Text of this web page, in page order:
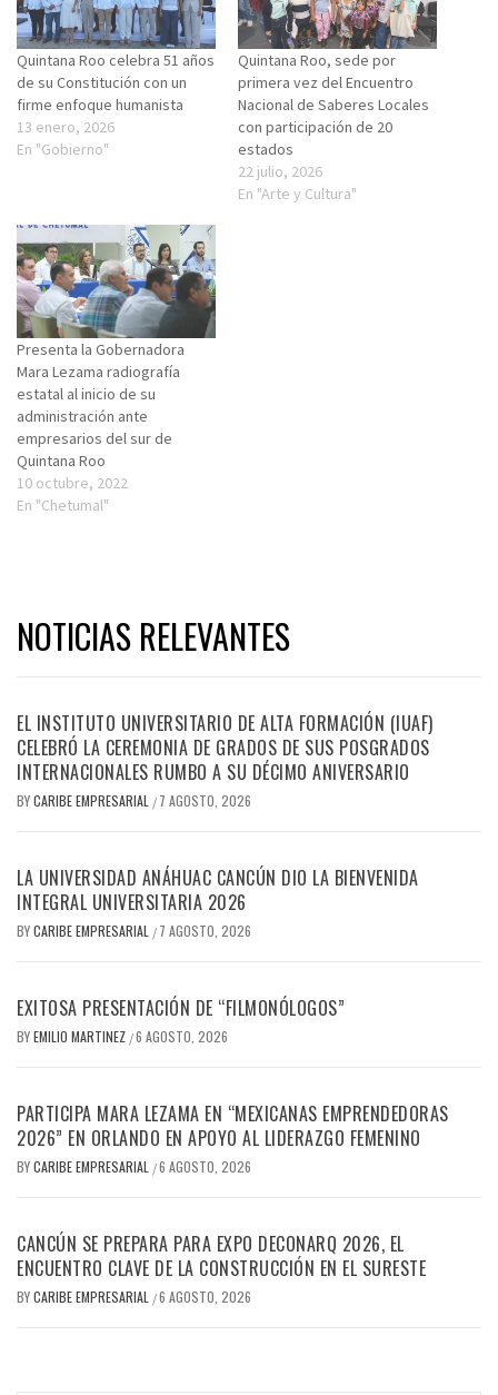
Quintana Roo celebra 51 años
de su Constitución con un
firme enfoque humanista
13 enero, 2026
En "Gobierno"
Quintana Roo, sede por
primera vez del Encuentro
Nacional de Saberes Locales
con participación de 20
estados
22 julio, 2026
En "Arte y Cultura"
Presenta la Gobernadora
Mara Lezama radiografía
estatal al inicio de su
administración ante
empresarios del sur de
Quintana Roo
10 octubre, 2022
En "Chetumal"
NOTICIAS RELEVANTES
EL INSTITUTO UNIVERSITARIO DE ALTA FORMACIÓN (IUAF)
CELEBRÓ LA CEREMONIA DE GRADOS DE SUS POSGRADOS
INTERNACIONALES RUMBO A SU DÉCIMO ANIVERSARIO
BYCARIBE EMPRESARIAL / 7 AGOSTO, 2026
LA UNIVERSIDAD ANÁHUAC CANCÚN DIO LA BIENVENIDA
INTEGRAL UNIVERSITARIA 2026
BYCARIBE EMPRESARIAL / 7 AGOSTO, 2026
EXITOSA PRESENTACIÓN DE “FILMONÓLOGOS”
BYEMILIO MARTINEZ /6 AGOSTO, 2026
PARTICIPA MARA LEZAMA EN “MEXICANAS EMPRENDEDORAS
2026” EN ORLANDO EN APOYO AL LIDERAZGO FEMENINO
BYCARIBE EMPRESARIAL /6 AGOSTO, 2026
CANCÚN SE PREPARA PARA EXPO DECONARQ 2026, EL
ENCUENTRO CLAVE DE LA CONSTRUCCIÓN EN EL SURESTE
BYCARIBE EMPRESARIAL /6 AGOSTO, 2026